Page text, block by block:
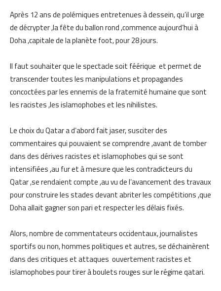
Après 12 ans de polémiques entretenues à dessein, qu’il urge
de décrypter ,la fête du ballon rond ,commence aujourd’hui à
Doha ,capitale de la planète foot, pour 28 jours.
Il faut souhaiter que le spectacle soit féérique et permet de
transcender toutes les manipulations et propagandes
concoctées par les ennemis de la fraternité humaine que sont
les racistes ,les islamophobes et les nihilistes.
Le choix du Qatar a d’abord fait jaser, susciter des
commentaires qui pouvaient se comprendre ,avant de tomber
dans des dérives racistes et islamophobes qui se sont
intensifiées ,au fur et à mesure que les contradicteurs du
Qatar ,se rendaient compte ,au vu de l’avancement des travaux
pour construire les stades devant abriter les compétitions ,que
Doha allait gagner son pari et respecter les délais fixés.
Alors, nombre de commentateurs occidentaux, journalistes
sportifs ou non, hommes politiques et autres, se déchainèrent
dans des critiques et attaques ouvertement racistes et
islamophobes pour tirer à boulets rouges sur le régime qatari.